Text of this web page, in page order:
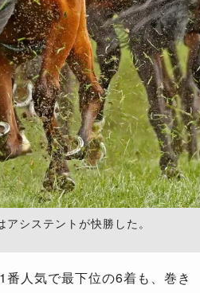
システントが快勝した。
人気で最下位の6着も、巻き